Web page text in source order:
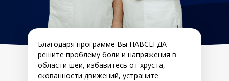
Благодаря программе Вы НАВСЕГДА
решите проблему боли и напряжения в
области шеи, избавитесь от хруста,
скованности движений, устраните